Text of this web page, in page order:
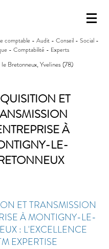
comptable - Audit - Conseil - Social -
- Comptabilité - Experts
Bretonneux, Yvelines (78)
ET
À
LE-
ET TRANSMISSION
À MONTIGNY-LE-
: L'EXCELLENCE
EXPERTISE